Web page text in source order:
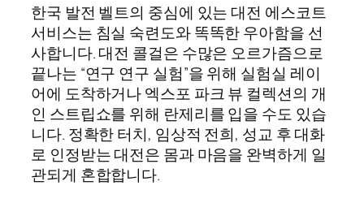
한국 발전 벨트의 중심에 있는 대전 에스코트
서비스는 침실 숙련도와 똑똑한 우아함을 선
사합니다. 대전 콜걸은 수많은 오르가즘으로
끝나는 “연구 연구 실험”을 위해 실험실 레이
어에 도착하거나 엑스포 파크 뷰 컬렉션의 개
인 스트립쇼를 위해 란제리를 입을 수도 있습
니다. 정확한 터치, 임상적 전희, 성교 후 대화
로 인정받는 대전은 몸과 마음을 완벽하게 일
관되게 혼합합니다.